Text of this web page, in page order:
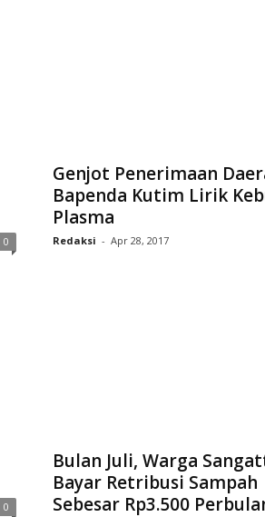
0
Genjot Penerimaan
Bapenda Kutim Lirik
Plasma
Redaksi - Apr 28, 2017
0
Bulan Juli, Warga
Bayar Retribusi Sampah
Sebesar Rp3.500